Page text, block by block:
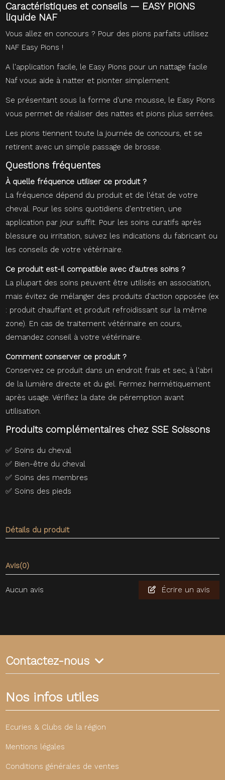
Caractéristiques et conseils — EASY PIONS
liquide NAF
Vous allez en concours ? Pour des pions parfaits utilisez
NAF Easy Pions !
A l'application facile, le Easy Pions pour un nattage facile
Naf vous aide à natter et pionter simplement.
Se présentant sous la forme d'une mousse, le Easy Pions
vous permet de réaliser des nattes et pions plus serrées.
Les pions tiennent toute la journée de concours, et se
retirent avec un simple passage de brosse.
Questions fréquentes
À quelle fréquence utiliser ce produit ?
La fréquence dépend du produit et de l'état de votre
cheval. Pour les soins quotidiens d'entretien, une
application par jour suffit. Pour les soins curatifs après
blessure ou irritation, suivez les indications du fabricant ou
les conseils de votre vétérinaire.
Ce produit est-il compatible avec d'autres soins ?
La plupart des soins peuvent être utilisés en association,
mais évitez de mélanger des produits d'action opposée (ex
: produit chauffant et produit refroidissant sur la même
zone). En cas de traitement vétérinaire en cours,
demandez conseil à votre vétérinaire.
Comment conserver ce produit ?
Conservez ce produit dans un endroit frais et sec, à l'abri
de la lumière directe et du gel. Fermez hermétiquement
après usage. Vérifiez la date de péremption avant
utilisation.
Produits complémentaires chez SSE Soissons
✅ Soins du cheval
✅ Bien-être du cheval
✅ Soins des membres
✅ Soins des pieds
Détails du produit
Avis(0)
Aucun avis Écrire un avis
Contactez-nous
Nos infos utiles
Ecuries & Clubs de la région
Mentions légales
Conditions générales de ventes